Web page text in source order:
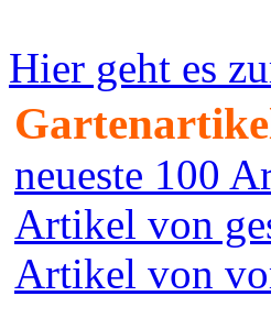
Hier geht es
neueste 100
Artikel von
Artikel von